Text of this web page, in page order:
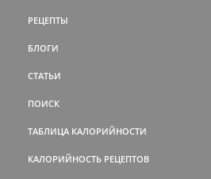
РЕЦЕПТЫ
БЛОГИ
СТАТЬИ
ПОИСК
ТАБЛИЦА КАЛОРИЙНОСТИ
КАЛОРИЙНОСТЬ РЕЦЕПТОВ